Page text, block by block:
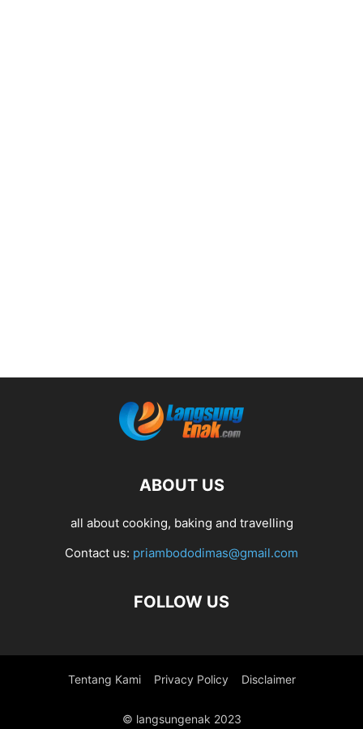
ABOUT US
all about cooking, baking and travelling
Contact us: priambododimas@gmail.com
FOLLOW US
Tentang Kami Privacy Policy Disclaimer
© langsungenak 2023